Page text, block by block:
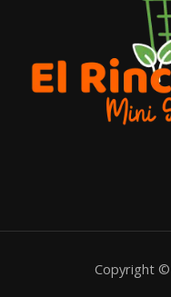
Copyright ©